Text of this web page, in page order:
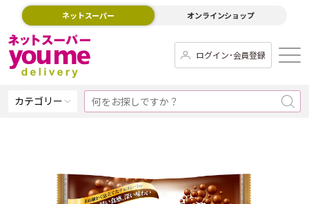
ネットスーパー オンラインショップ
ログイン･会員登録
カテゴリー